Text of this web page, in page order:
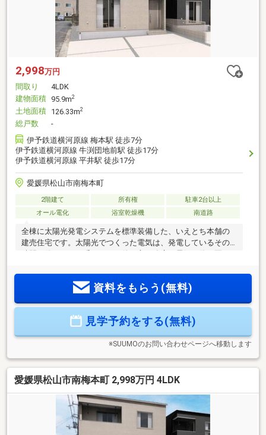
2,998万円
間取り
4LDK
建物面積 95.9m2
土地面積 126.33m2
総戸数
-
伊予鉄道横河原線 梅本駅 徒歩7分
伊予鉄道横河原線 牛渕団地前駅 徒歩17分
伊予鉄道横河原線 平井駅 徒歩17分
愛媛県松山市南梅本町
2階建て 所有権
駐車2台以上
オール電化
浴室乾燥機 南道路
全棟に太陽光発電システムを標準装備した、いえとち本舗の
建売住宅です。太陽光でつくった電気は、発電しているその
時間に使うのが一番かしこい使い方。冷房で電気を使う夏の
気を減らし光熱費を抑えた暮らしが叶います。■ZEH基準・耐
震等級3相当の高性能住宅。高断熱だから冷房が効きやすく、
を削減■長期保証付き。着工棟数 四国エリアNo.1の実績※発電
量は天候・設置環境・気温により異なります。※四国着工棟数
資料をもらう(無料)
見学予約をする(無料)
※SUUMOのお問い合わせページへ移動します
愛媛県松山市南梅本町 2,998万円 4LDK